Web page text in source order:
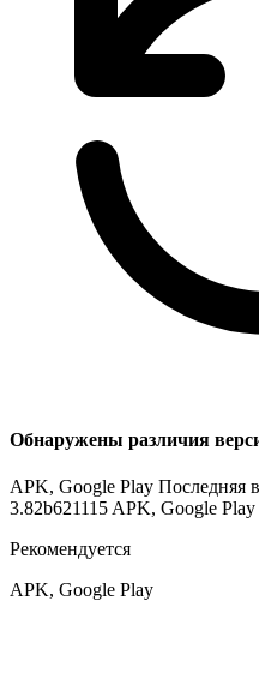
Обнаружены различия
APK, Google Play Последняя
3.82b621115 APK, Google Play
Рекомендуется
APK, Google Play